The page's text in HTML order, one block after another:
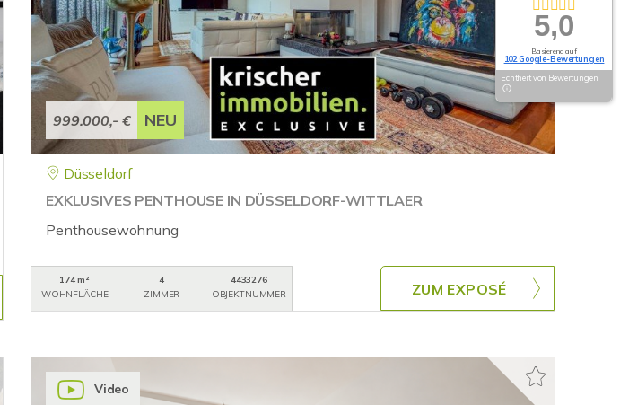
999.000,- € NEU
Düsseldorf
EXKLUSIVES PENTHOUSE IN DÜSSELDORF-WITTLAER
Penthousewohnung
174 m²
WOHNFLÄCHE
4
ZIMMER
4433276
OBJEKTNUMMER
ZUM EXPOSÉ
Video
5,0
Basierend auf
102 Google-Bewertungen
Echtheit von Bewertungen